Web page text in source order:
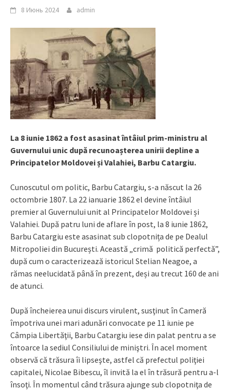
8 Июнь 2024 admin
La 8 iunie 1862 a fost asasinat întâiul prim-ministru al
Guvernului unic după recunoașterea unirii depline a
Principatelor Moldovei și Valahiei, Barbu Catargiu.
Cunoscutul om politic, Barbu Catargiu, s-a născut la 26
octombrie 1807. La 22 ianuarie 1862 el devine întâiul
premier al Guvernului unit al Principatelor Moldovei și
Valahiei. După patru luni de aflare în post, la 8 iunie 1862,
Barbu Catargiu este asasinat sub clopotnița de pe Dealul
Mitropoliei din București. Această „crimă politică perfectă”,
după cum o caracterizează istoricul Stelian Neagoe, a
rămas neelucidată până în prezent, deși au trecut 160 de ani
de atunci.
După încheierea unui discurs virulent, susţinut în Cameră
împotriva unei mari adunări convocate pe 11 iunie pe
Câmpia Libertăţii, Barbu Catargiu iese din palat pentru a se
întoarce la sediul Consiliului de miniştri. În acel moment
observă că trăsura îi lipseşte, astfel că prefectul poliţiei
capitalei, Nicolae Bibescu, îl invită la el în trăsură pentru a-l
însoţi. În momentul când trăsura ajunge sub clopotniţa de